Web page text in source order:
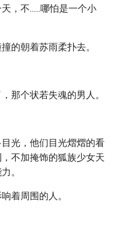
，不......哪怕是一个小
的朝着苏雨柔扑去。
那个状若失魂的男人。
光，他们目光熠熠的看
不加掩饰的狐族少女天
。
着周围的人。